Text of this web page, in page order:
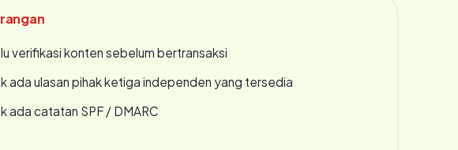
verifikasi konten sebelum bertransaksi
ada ulasan pihak ketiga independen yang tersedia
ada catatan SPF / DMARC